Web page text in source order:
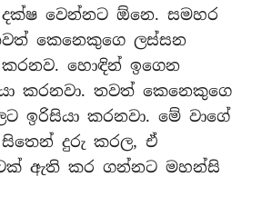
වෙන්නට ඕනෙ. සමහර
කෙනෙකුගෙ ලස්සන
කරනව. හොඳින් ඉගෙන
කරනවා. තවත් කෙනෙකුගෙ
ඉරිසියා කරනවා. මේ වාගේ
දුරු කරල, ඒ
ඇති කර ගන්නට මහන්සි